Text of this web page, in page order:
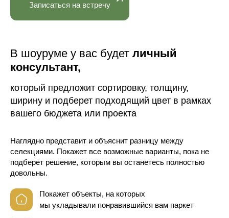
Записаться на встречу
В шоуруме у вас будет личный
консультант,
который предложит сортировку, толщину,
ширину и подберет подходящий цвет в рамках
вашего бюджета или проекта
Наглядно представит и объяснит разницу между
селекциями. Покажет все возможные варианты, пока не
подберет решение, которым вы останетесь полностью
довольны.
Покажет объекты, на которых
мы укладывали понравившийся вам паркет